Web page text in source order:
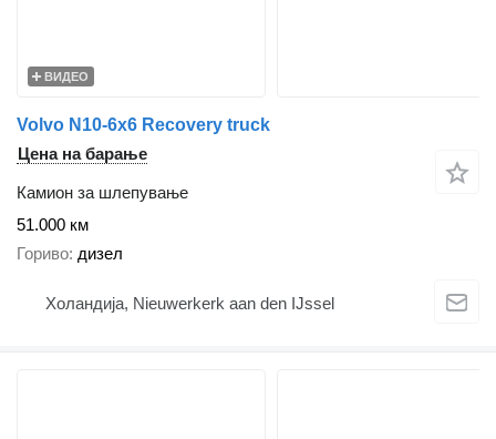
ВИДЕО
Volvo N10-6x6 Recovery truck
Цена на барање
Камион за шлепување
51.000 км
Гориво дизел
Холандија, Nieuwerkerk aan den IJssel